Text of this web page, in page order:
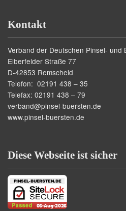
Kontakt
Verband der Deutschen Pinsel- und
Elberfelder Straße 77
D-42853 Remscheid
Telefon: 02191 438 – 35
Telefax: 02191 438 – 79
verband@pinsel-buersten.de
www.pinsel-buersten.de
Diese Webseite ist sicher